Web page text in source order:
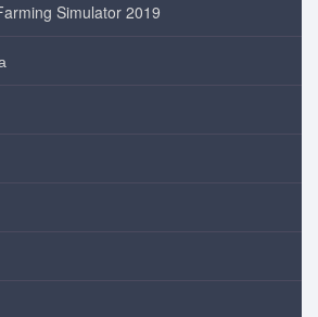
Simulator 2019